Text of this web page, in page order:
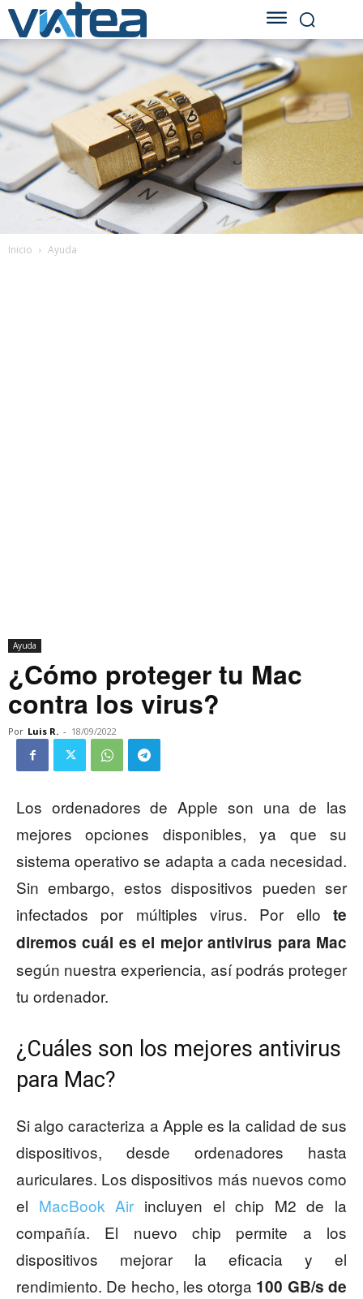
Inicio Ayuda
Ayuda
¿Cómo proteger tu Mac
contra los virus?
Por Luis R. - 18/09/2022
Los ordenadores de Apple son una de las
mejores opciones disponibles, ya que su
sistema operativo se adapta a cada necesidad.
Sin embargo, estos dispositivos pueden ser
infectados por múltiples virus. Por ello te
diremos cuál es el mejor antivirus para Mac
según nuestra experiencia, así podrás proteger
tu ordenador.
¿Cuáles son los mejores antivirus
para Mac?
Si algo caracteriza a Apple es la calidad de sus
dispositivos, desde ordenadores hasta
auriculares. Los dispositivos más nuevos como
el MacBook Air incluyen el chip M2 de la
compañía. El nuevo chip permite a los
dispositivos mejorar la eficacia y el
rendimiento. De hecho, les otorga 100 GB/s de